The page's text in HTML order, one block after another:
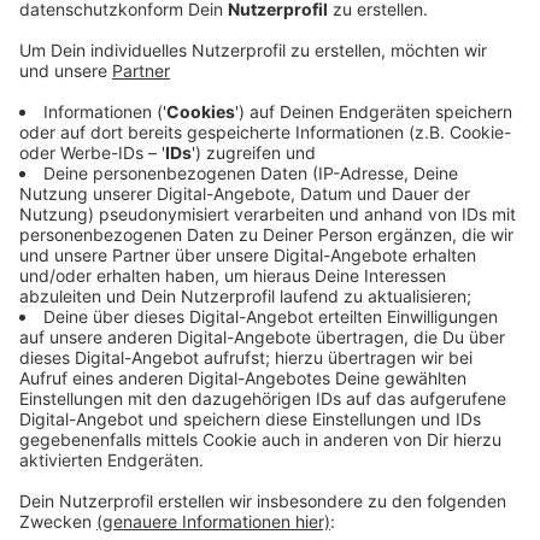
Anzeige
Angesichts aktueller internationaler Spannungen und
Kriege betonen die Grünen die wachsende Bedeutung
digitaler Technik.
Die Grünen schlagen vor, zunächst zu analysieren, wo
die Gemeinde digital von Anbietern außerhalb Europas
abhängig ist. Anschließend sollen Alternativen
erarbeitet und ein Konzept entwickelt werden. Auch
Mitarbeiter sollen geschult werden. Das Projekt soll
mit einem überschaubaren Budget von 15.000 Euro
umgesetzt werden, heißt es. Der Antrag wird in der
Ratssitzung am 29. Januar 2026 diskutiert.
Anzeige